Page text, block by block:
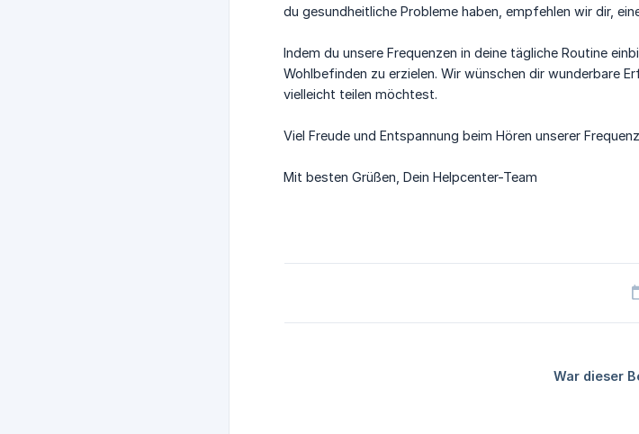
du gesundheitliche Probleme haben, empfehlen wir dir,
Indem du unsere Frequenzen in deine tägliche Routine
Wohlbefinden zu erzielen. Wir wünschen dir wunderbare
vielleicht teilen möchtest.
Viel Freude und Entspannung beim Hören unserer
Mit besten Grüßen, Dein Helpcenter-Team
War dieser